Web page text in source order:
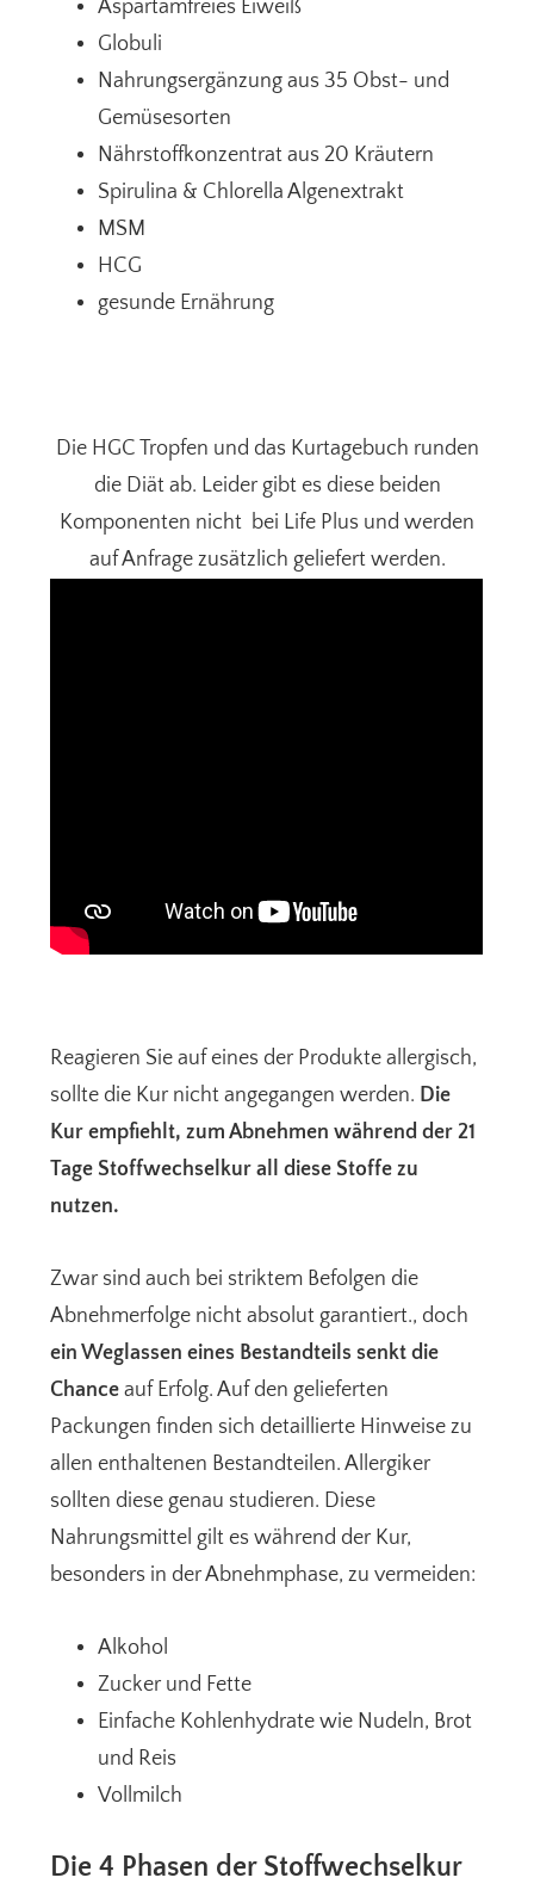
Aspartamfreies Eiweiß
Globuli
Nahrungsergänzung aus 35 Obst- und
Gemüsesorten
Nährstoffkonzentrat aus 20 Kräutern
Spirulina & Chlorella Algenextrakt
MSM
HCG
gesunde Ernährung
Die HGC Tropfen und das Kurtagebuch runden
die Diät ab. Leider gibt es diese beiden
Komponenten nicht bei Life Plus und werden
auf Anfrage zusätzlich geliefert werden.
Reagieren Sie auf eines der Produkte allergisch,
sollte die Kur nicht angegangen werden. Die
Kur empfiehlt, zum Abnehmen während der 21
Tage Stoffwechselkur all diese Stoffe zu
nutzen.
Zwar sind auch bei striktem Befolgen die
Abnehmerfolge nicht absolut garantiert., doch
ein Weglassen eines Bestandteils senkt die
Chance auf Erfolg. Auf den gelieferten
Packungen finden sich detaillierte Hinweise zu
allen enthaltenen Bestandteilen. Allergiker
sollten diese genau studieren. Diese
Nahrungsmittel gilt es während der Kur,
besonders in der Abnehmphase, zu vermeiden:
Alkohol
Zucker und Fette
Einfache Kohlenhydrate wie Nudeln, Brot
und Reis
Vollmilch
Die 4 Phasen der Stoffwechselkur